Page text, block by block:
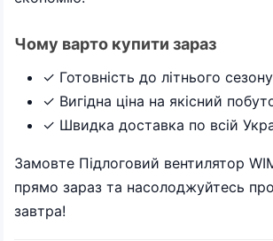
Чому варто купити зараз
✓ Готовність до літнього сезону
✓ Вигідна ціна на якісний
✓ Швидка доставка по всій
Замовте Підлоговий вентилятор
прямо зараз та насолоджуйтесь
завтра!